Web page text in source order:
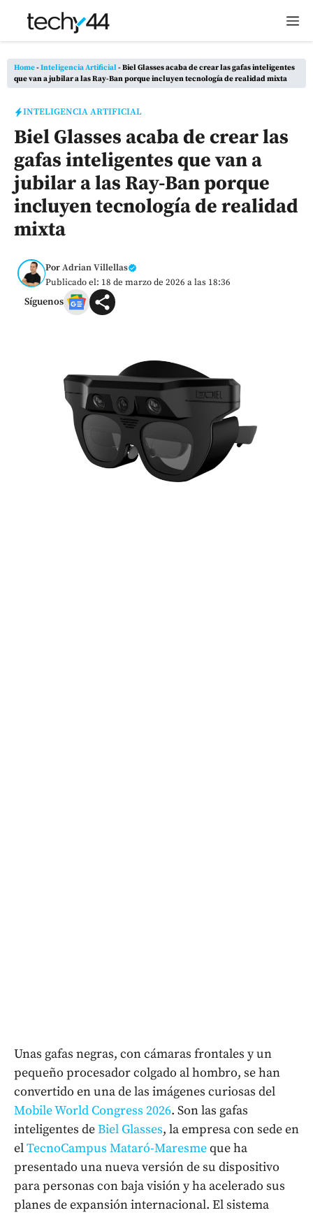
Saltar
Home-Inteligencia Artificial-Biel Glasses acaba de crear las gafas inteligentes
que van a jubilar a las Ray-Ban porque incluyen tecnología de realidad mixta
INTELIGENCIA ARTIFICIAL
Biel Glasses acaba de crear las
gafas inteligentes que van a
jubilar a las Ray-Ban porque
incluyen tecnología de realidad
mixta
PorAdrian Villellas
Publicado el: 18 de marzo de 2026 a las 18:36
Síguenos
Unas gafas negras, con cámaras frontales y un
pequeño procesador colgado al hombro, se han
convertido en una de las imágenes curiosas del
Mobile World Congress 2026. Son las gafas
inteligentes deBiel Glasses, la empresa con sede en
elTecnoCampus Mataró-Maresmeque ha
presentado una nueva versión de su dispositivo
para personas con baja visión y ha acelerado sus
planes de expansión internacional. El sistema